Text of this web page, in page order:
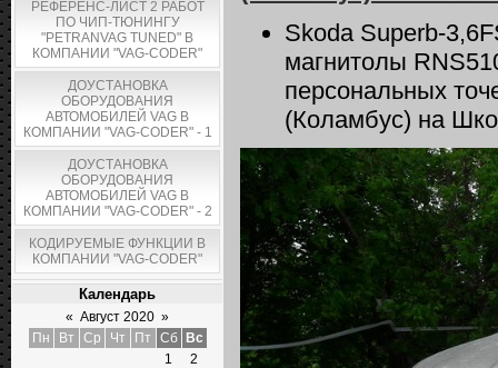
РЕФЕРЕНС-ЛИСТ 2 РАБОТ
ПО ЧИП-ТЮНИНГУ
"PETRANVAG TUNED" В
КОМПАНИИ "VAG-CODER"
ДОУСТАНОВКА
ОБОРУДОВАНИЯ
АВТОМОБИЛЕЙ VAG В
КОМПАНИИ "VAG-CODER" - 1
ДОУСТАНОВКА
ОБОРУДОВАНИЯ
АВТОМОБИЛЕЙ VAG В
КОМПАНИИ "VAG-CODER" - 2
КОДИРУЕМЫЕ ФУНКЦИИ В
КОМПАНИИ "VAG-CODER"
Календарь
« Август 2020 »
Пн
Вт Ср Чт Пт Сб
Вс
1
2
Skoda Superb-
магнитолы
персональных
(Коламбус) на